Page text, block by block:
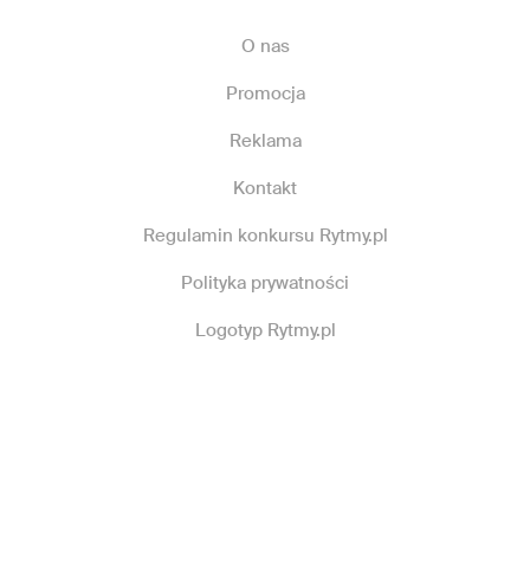
O nas
Promocja
Reklama
Kontakt
Regulamin konkursu Rytmy.pl
Polityka prywatności
Logotyp Rytmy.pl